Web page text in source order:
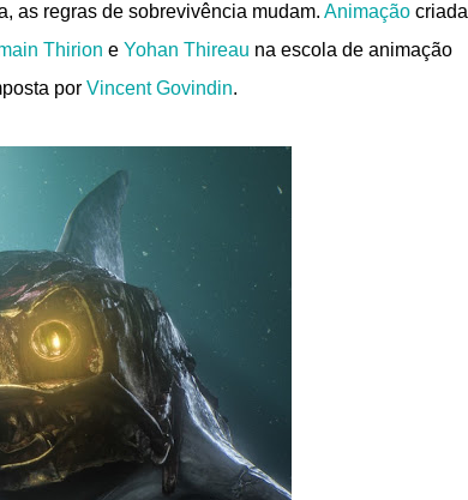
as regras de sobrevivência mudam. Animação criada
Thirion e Yohan Thireau na escola de animação
por Vincent Govindin.